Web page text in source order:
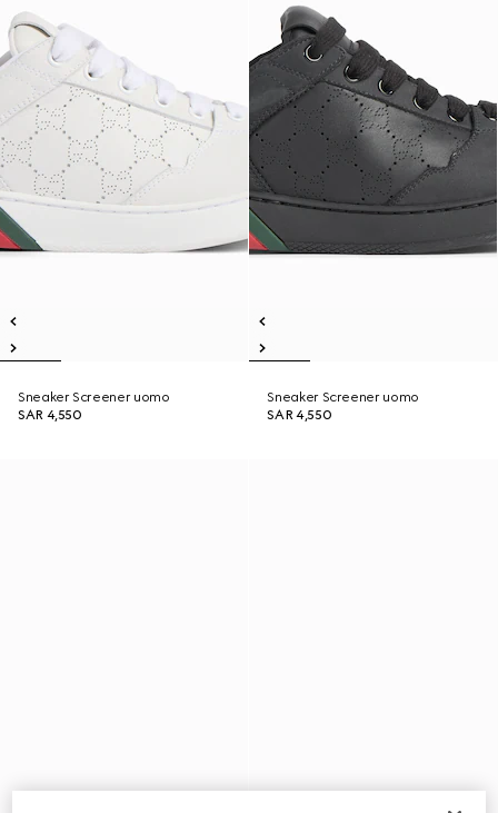
Sneaker Screener uomo
SAR 4,550
Sneaker Screener uomo
SAR 4,550